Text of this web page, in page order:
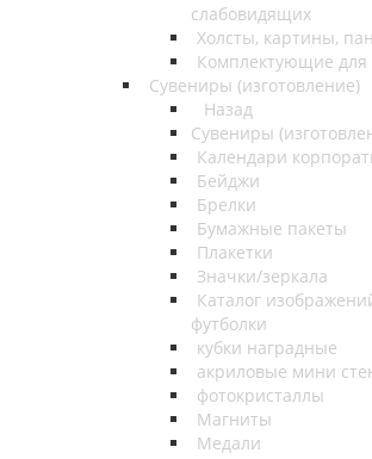
слабовидящих
Холсты, картины,
Комплектующие для
Сувениры (изготовление)
Назад
Сувениры
Календари
Бейджи
Брелки
Бумажные пакеты
Плакетки
Значки/зеркала
Каталог
футболки
кубки наградные
акриловые мини
фотокристаллы
Магниты
Медали